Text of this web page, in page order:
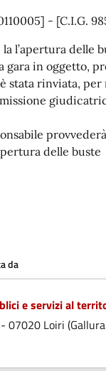
- [C.I.G.
l’apertura delle
gara in oggetto,
è stata rinviata,
delle buste
da
e servizi al
07020 Loiri